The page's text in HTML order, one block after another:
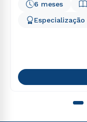
6 meses
Especialização